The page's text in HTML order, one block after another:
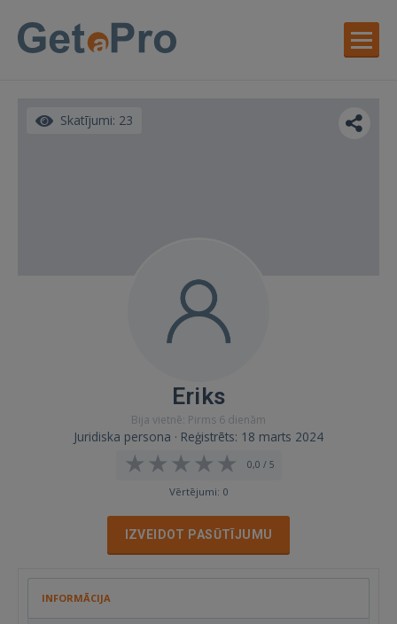
Skatījumi: 23
Eriks
Bija vietnē: Pirms 6 dienām
Juridiska persona · Reģistrēts: 18 marts 2024
0,0 / 5
Vērtējumi: 0
IZVEIDOT PASŪTĪJUMU
INFORMĀCIJA